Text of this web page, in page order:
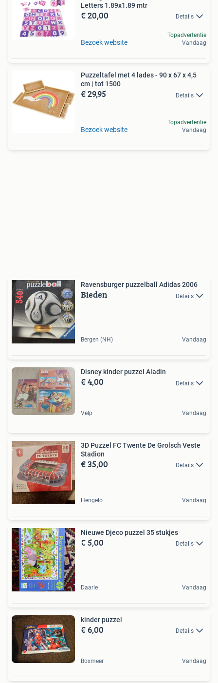
Letters 1.89x1.89 mtr
€ 20,00 Details
Bezoek website
Topadvertentie
Vandaag
Puzzeltafel met 4 lades - 90 x 67 x 4,5
cm | tot 1500
€ 29,95 Details
Bezoek website
Topadvertentie
Vandaag
Ravensburger puzzelball Adidas 2006
Bieden Details
Bergen (NH) Vandaag
Disney kinder puzzel Aladin
€ 4,00 Details
Velp Vandaag
3D Puzzel FC Twente De Grolsch Veste
Stadion
€ 35,00 Details
Hengelo Vandaag
Nieuwe Djeco puzzel 35 stukjes
€ 5,00 Details
Daarle Vandaag
kinder puzzel
€ 6,00 Details
Boxmeer Vandaag